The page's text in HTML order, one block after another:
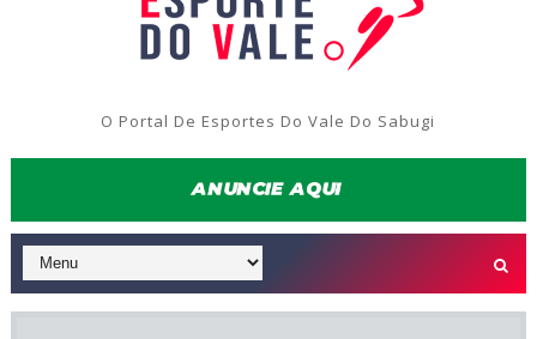
O Portal De Esportes Do Vale Do Sabugi